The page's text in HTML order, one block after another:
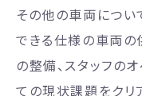
その他の車両につい
できる仕様の車両の
の整備、スタッフの
ての現状課題をクリ